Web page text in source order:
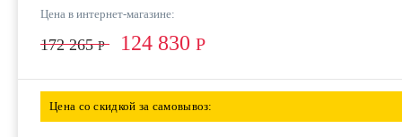
Цена в интернет-магазине:
172 265Р 124 830 Р
Цена со скидкой за самовывоз: